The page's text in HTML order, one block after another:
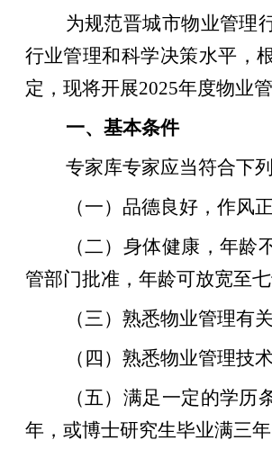
为规范晋城市物业管理
行业管理和科学决策水平，
定，现将开展2025年度物业
一、基本条件
专家库专家应当符合下
（一）品德良好，作风
（二）身体健康，年
管部门批准，年龄可放宽至七
（三）熟悉物业管理有
（四）熟悉物业管理技
（五）满足一定的学
年，或博士研究生毕业满三年